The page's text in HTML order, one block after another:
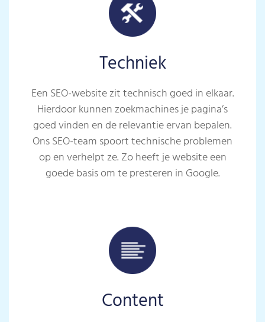
Techniek
Een SEO-website zit technisch goed in elkaar.
Hierdoor kunnen zoekmachines je pagina’s
goed vinden en de relevantie ervan bepalen.
Ons SEO-team spoort technische problemen
op en verhelpt ze. Zo heeft je website een
goede basis om te presteren in Google.
Content